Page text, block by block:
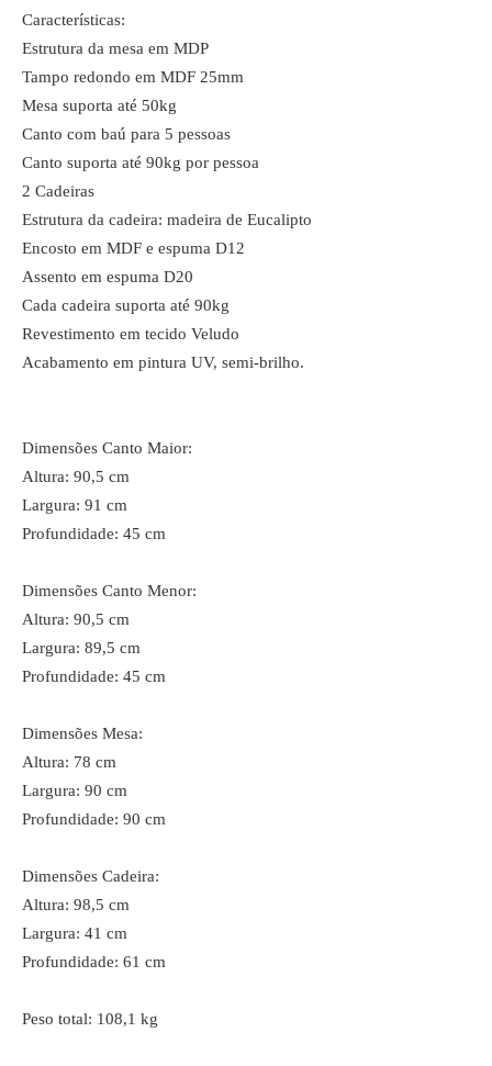
Características:
Estrutura da mesa em MDP
Tampo redondo em MDF 25mm
Mesa suporta até 50kg
Canto com baú para 5 pessoas
Canto suporta até 90kg por pessoa
2 Cadeiras
Estrutura da cadeira: madeira de Eucalipto
Encosto em MDF e espuma D12
Assento em espuma D20
Cada cadeira suporta até 90kg
Revestimento em tecido Veludo
Acabamento em pintura UV, semi-brilho.
Dimensões Canto Maior:
Altura: 90,5 cm
Largura: 91 cm
Profundidade: 45 cm
Dimensões Canto Menor:
Altura: 90,5 cm
Largura: 89,5 cm
Profundidade: 45 cm
Dimensões Mesa:
Altura: 78 cm
Largura: 90 cm
Profundidade: 90 cm
Dimensões Cadeira:
Altura: 98,5 cm
Largura: 41 cm
Profundidade: 61 cm
Peso total: 108,1 kg